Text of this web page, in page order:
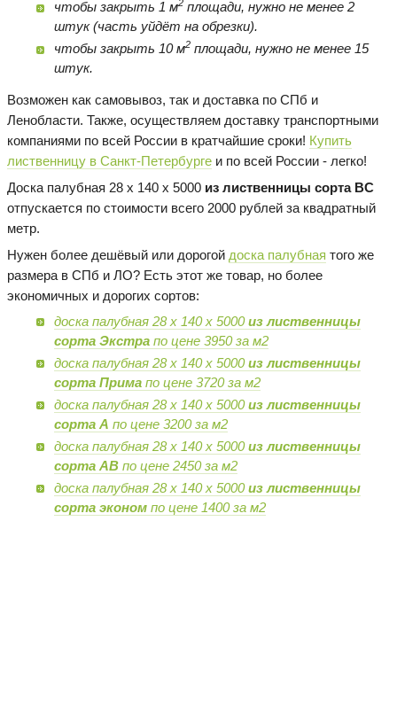
чтобы закрыть 1 м2площади, нужно не менее 2
штук (часть уйдёт на обрезки).
чтобы закрыть 10 м2площади, нужно не менее 15
штук.
Возможен как самовывоз, так и доставка по СПб и
Ленобласти. Также, осуществляем доставку транспортными
компаниями по всей России в кратчайшие сроки! Купить
лиственницу в Санкт-Петербурге и по всей России - легко!
Доска палубная 28 х 140 х 5000 из лиственницы сорта BC
отпускается по стоимости всего 2000 рублей за квадратный
метр.
Нужен более дешёвый или дорогой доска палубная того же
размера в СПб и ЛО? Есть этот же товар, но более
экономичных и дорогих сортов:
доска палубная 28 х 140 х 5000из лиственницы
сорта Экстрапо цене 3950 за м2
доска палубная 28 х 140 х 5000из лиственницы
сорта Примапо цене 3720 за м2
доска палубная 28 х 140 х 5000из лиственницы
сорта А по цене 3200 за м2
доска палубная 28 х 140 х 5000из лиственницы
сорта ABпо цене 2450 за м2
доска палубная 28 х 140 х 5000из лиственницы
сорта эконом по цене 1400 за м2